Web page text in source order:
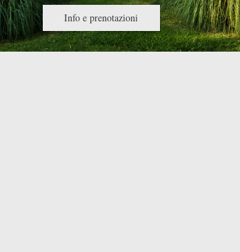
Info e prenotazioni